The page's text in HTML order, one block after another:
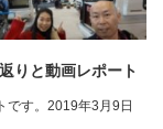
りと動画レポート
です。2019年3月9日